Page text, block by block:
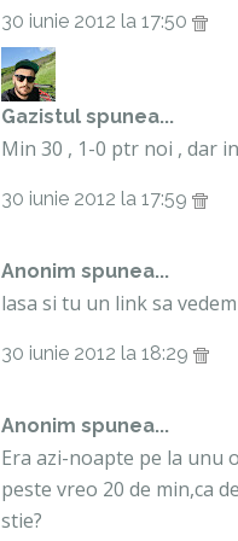
30 iunie 2012 la 17:50
Gazistul spunea...
Min 30 , 1-0 ptr noi , dar
30 iunie 2012 la 17:59
Anonim spunea...
lasa si tu un link sa
30 iunie 2012 la 18:29
Anonim spunea...
Era azi-noapte pe la unu
peste vreo 20 de min,ca
stie?